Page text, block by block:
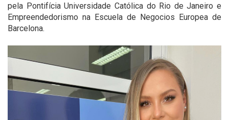
pela Pontifícia Universidade Católica do Rio de Janeiro e
Empreendedorismo na Escuela de Negocios Europea de
Barcelona.